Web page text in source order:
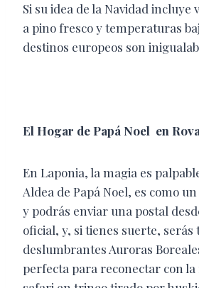
​Si su idea de la Navidad
a pino fresco y temperaturas
destinos europeos son
​El Hogar de Papá Noel en
​En Laponia, la magia es
Aldea de Papá Noel, es como
y podrás enviar una postal
oficial, y, si tienes suerte, serás
deslumbrantes Auroras
perfecta para reconectar con